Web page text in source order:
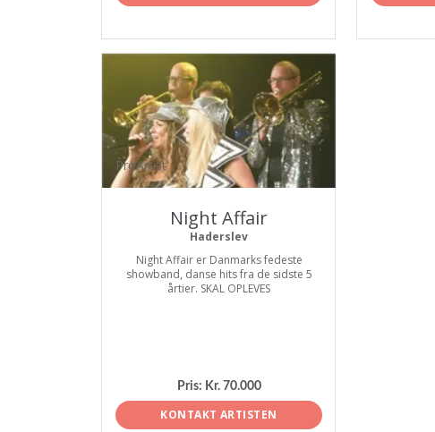
ProArtist
Night Affair
Haderslev
Night Affair er Danmarks fedeste
showband, danse hits fra de sidste 5
årtier. SKAL OPLEVES
Pris: Kr. 70.000
KONTAKT ARTISTEN